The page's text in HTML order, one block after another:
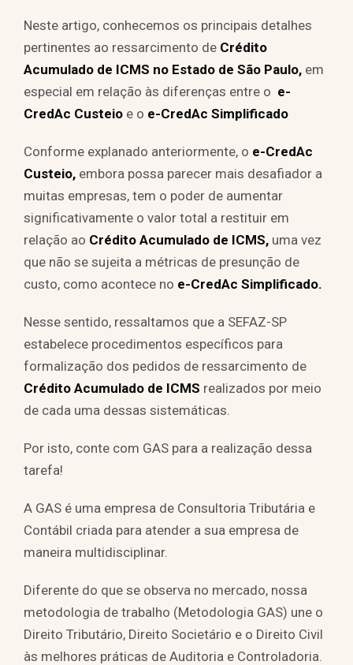
Neste artigo, conhecemos os principais detalhes
pertinentes ao ressarcimento de Crédito
Acumulado de ICMS no Estado de São Paulo, em
especial em relação às diferenças entre o e-
CredAc Custeio e o e-CredAc Simplificado
Conforme explanado anteriormente, o e-CredAc
Custeio, embora possa parecer mais desafiador a
muitas empresas, tem o poder de aumentar
significativamente o valor total a restituir em
relação ao Crédito Acumulado de ICMS, uma vez
que não se sujeita a métricas de presunção de
custo, como acontece no e-CredAc Simplificado.
Nesse sentido, ressaltamos que a SEFAZ-SP
estabelece procedimentos específicos para
formalização dos pedidos de ressarcimento de
Crédito Acumulado de ICMS realizados por meio
de cada uma dessas sistemáticas.
Por isto, conte com GAS para a realização dessa
tarefa!
A GAS é uma empresa de Consultoria Tributária e
Contábil criada para atender a sua empresa de
maneira multidisciplinar.
Diferente do que se observa no mercado, nossa
metodologia de trabalho (Metodologia GAS) une o
Direito Tributário, Direito Societário e o Direito Civil
às melhores práticas de Auditoria e Controladoria.